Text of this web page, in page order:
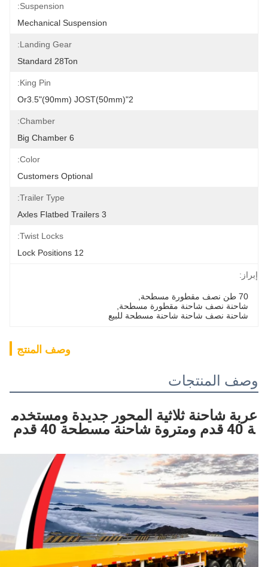
Suspension:
Mechanical Suspension
Landing Gear:
Standard 28Ton
King Pin:
2"(50mm)or3.5"(90mm) JOST
Chamber:
6 Big Chamber
Color:
Customers Optional
Trailer Type:
3 Axles Flatbed Trailers
Twist Locks:
12 Lock Positions
إبراز:
70 طن نصف مقطورة مسطحة
شاحنة نصف شاحنة مقطورة مسطحة
شاحنة نصف شاحنة شاحنة مسطحة للبيع
وصف المنتج
وصف المنتجات
عربة شاحنة ثلاثية المحور جديدة ومستخدم
ة 40 قدم ومتروة شاحنة مسطحة 40 قدم